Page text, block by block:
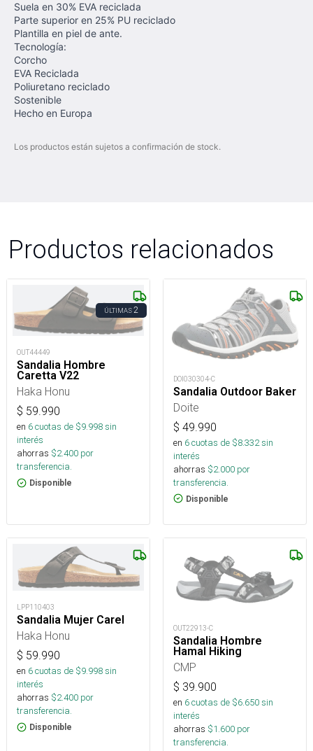
Suela en 30% EVA reciclada
Parte superior en 25% PU reciclado
Plantilla en piel de ante.
Tecnología:
Corcho
EVA Reciclada
Poliuretano reciclado
Sostenible
Hecho en Europa
Los productos están sujetos a confirmación de stock.
Productos relacionados
ÚLTIMAS2
OUT44449
Sandalia Hombre
Caretta V22
Haka Honu
$ 59.990
en 6cuotas de $9.998sin
interés
ahorras $2.400 por
transferencia.
Disponible
DOI030304-C
Sandalia Outdoor Baker
Doite
$ 49.990
en 6cuotas de $8.332sin
interés
ahorras $2.000 por
transferencia.
Disponible
LPP110403
Sandalia Mujer Carel
Haka Honu
$ 59.990
en 6cuotas de $9.998sin
interés
ahorras $2.400 por
transferencia.
Disponible
OUT22913-C
Sandalia Hombre
Hamal Hiking
CMP
$ 39.900
en 6cuotas de $6.650sin
interés
ahorras $1.600 por
transferencia.